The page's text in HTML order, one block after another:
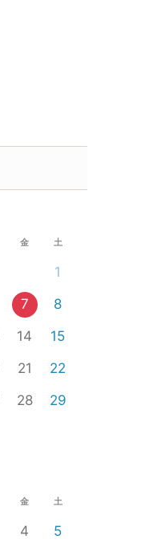
金 土
1
7
8
14
15
21
22
28
29
金 土
4
5